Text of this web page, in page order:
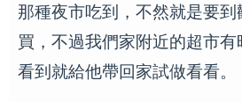
那種夜市吃到，不然就是要
買，不過我們家附近的超市
看到就給他帶回家試做看看。